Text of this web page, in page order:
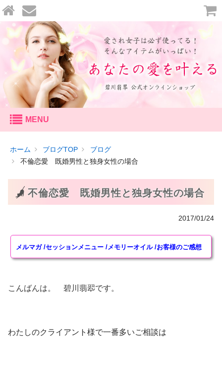
個人セッション
鑑定
恋愛鑑定
奇跡水Aqua Mirabilis
版
ホーム ブログTOP
ブログ
不倫恋愛 既婚男性と独身女性の場合
不倫恋愛 既婚男性と独身女性の場合
2017/01/24
メルマガ /セッションメニュー / メモリーオイル /お客様のご感想
こんばんは。 碧川翡翆です。
わたしのクライアント様で一番多いご相談は